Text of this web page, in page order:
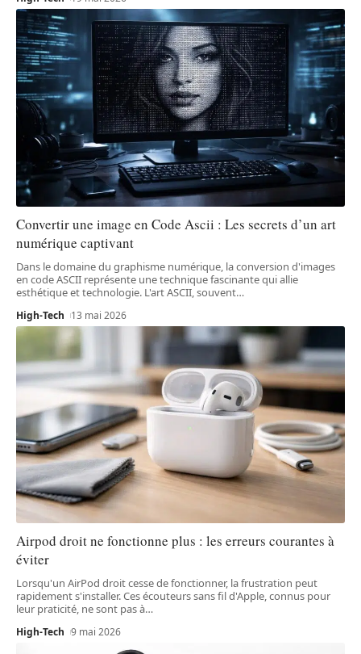
Convertir une image en Code Ascii : Les secrets d’un art
numérique captivant
Dans le domaine du graphisme numérique, la conversion d'images
en code ASCII représente une technique fascinante qui allie
esthétique et technologie. L'art ASCII, souvent…
High-Tech 13 mai 2026
Airpod droit ne fonctionne plus : les erreurs courantes à
éviter
Lorsqu'un AirPod droit cesse de fonctionner, la frustration peut
rapidement s'installer. Ces écouteurs sans fil d'Apple, connus pour
leur praticité, ne sont pas à…
High-Tech 9 mai 2026